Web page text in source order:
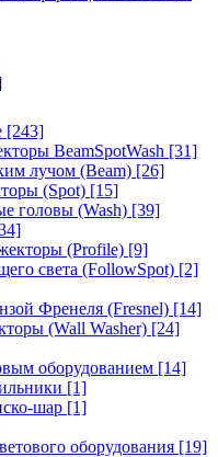
[243]
BeamSpotWash [31]
лучом (Beam) [26]
(Spot) [15]
головы (Wash) [39]
(Profile) [9]
света (FollowSpot) [2]
Френеля (Fresnel) [14]
(Wall Washer) [24]
оборудованием [14]
[1]
шар [1]
оборудования [19]